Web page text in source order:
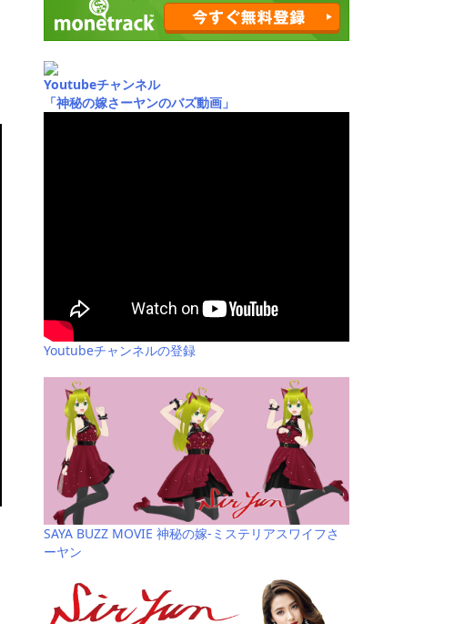
Youtubeチャンネル
「神秘の嫁さーヤンのバズ動画」
Youtubeチャンネルの登録
SAYA BUZZ MOVIE 神秘の嫁-ミステリアスワイフさ
ーヤン